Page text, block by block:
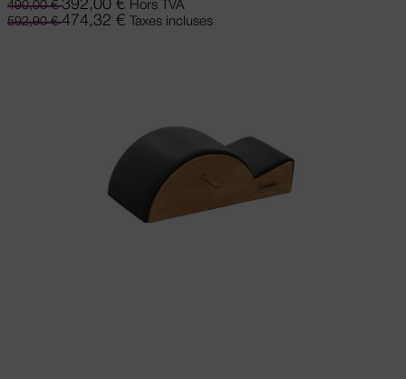
490,00€ 392,00 € Hors TVA
592,90€ 474,32 € Taxes incluses